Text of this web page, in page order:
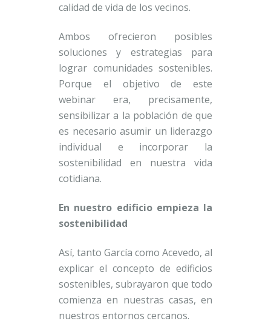
calidad de vida de los vecinos.
Ambos ofrecieron posibles
soluciones y estrategias para
lograr comunidades sostenibles.
Porque el objetivo de este
webinar era, precisamente,
sensibilizar a la población de que
es necesario asumir un liderazgo
individual e incorporar la
sostenibilidad en nuestra vida
cotidiana.
En nuestro edificio empieza la
sostenibilidad
Así, tanto García como Acevedo, al
explicar el concepto de edificios
sostenibles, subrayaron que todo
comienza en nuestras casas, en
nuestros entornos cercanos.